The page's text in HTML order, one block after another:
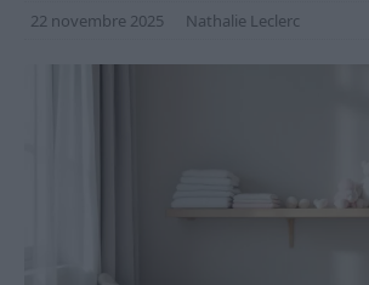
22 novembre 2025 Nathalie Leclerc